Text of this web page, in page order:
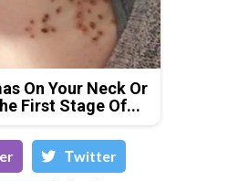
On Your Neck Or
First Stage Of...
Тwitter